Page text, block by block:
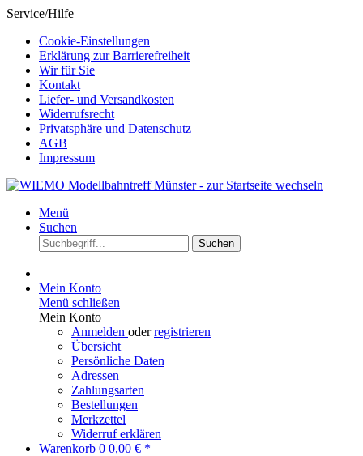
Service/Hilfe
Cookie-Einstellungen
Erklärung zur Barrierefreiheit
Wir für Sie
Kontakt
Liefer- und Versandkosten
Widerrufsrecht
Privatsphäre und Datenschutz
AGB
Impressum
Menü
Suchen
Suchen
Mein Konto
Menü schließen
Mein Konto
Anmelden oderregistrieren
Übersicht
Persönliche Daten
Adressen
Zahlungsarten
Bestellungen
Merkzettel
Widerruf erklären
Warenkorb 0 0,00 € *